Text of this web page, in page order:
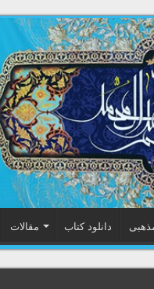
مقالات دانلود کتاب